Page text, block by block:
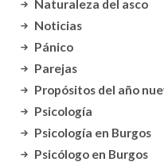
Naturaleza del asco
Noticias
Pánico
Parejas
Propósitos del año
Psicología
Psicología en Burgos
Psicólogo en Burgos